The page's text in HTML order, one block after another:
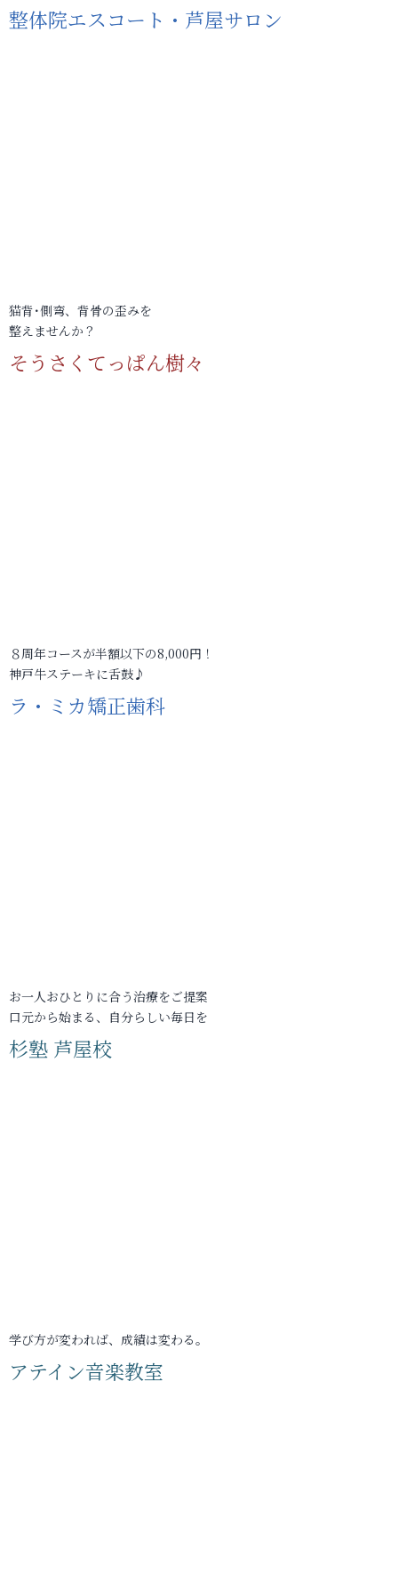
整体院エスコート・芦屋サロン
猫背･側弯、背骨の歪みを
整えませんか？
そうさくてっぱん樹々
８周年コースが半額以下の8,000円！
神戸牛ステーキに舌鼓♪
ラ・ミカ矯正歯科
お一人おひとりに合う治療をご提案
口元から始まる、自分らしい毎日を
杉塾 芦屋校
学び方が変われば、成績は変わる。
アテイン音楽教室